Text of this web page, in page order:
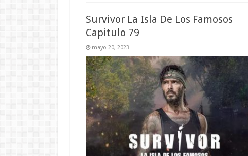
Survivor La Isla De Los Famosos
Capitulo 79
mayo 20, 2023